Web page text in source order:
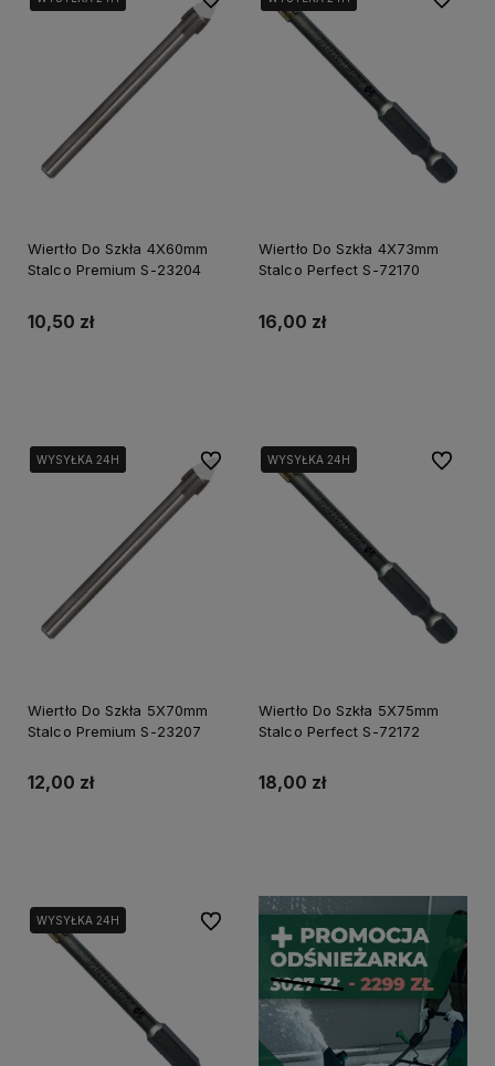
Wiertło Do Szkła 4X60mm
Stalco Premium S-23204
10,50 zł
Wiertło Do Szkła 4X73mm
Stalco Perfect S-72170
16,00 zł
WYSYŁKA 24H
WYSYŁKA 24H
WYSYŁKA 24H
Wiertło Do Szkła 5X70mm
Stalco Premium S-23207
12,00 zł
Do ulubionychWYSYŁKA 24H
Wiertło Do Szkła 5X75mm
Stalco Perfect S-72172
18,00 zł
Do
WYSYŁKA 24H Do ulubionych